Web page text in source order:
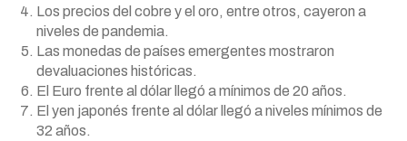
Los precios del cobre y el oro, entre otros, cayeron a
niveles de pandemia.
Las monedas de países emergentes mostraron
devaluaciones históricas.
El Euro frente al dólar llegó a mínimos de 20 años.
El yen japonés frente al dólar llegó a niveles mínimos de
32 años.